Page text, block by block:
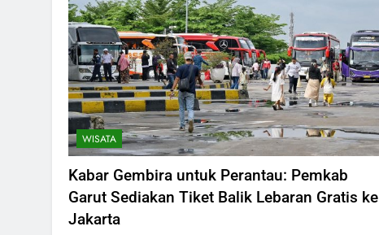
WISATA
Kabar Gembira untuk Perantau: Pemkab
Garut Sediakan Tiket Balik Lebaran Gratis ke
Jakarta